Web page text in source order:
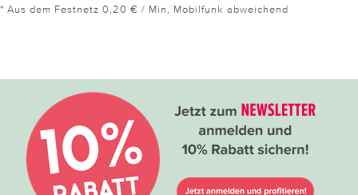
* Aus dem Festnetz 0,20 € / Min, Mobilfunk abweichend